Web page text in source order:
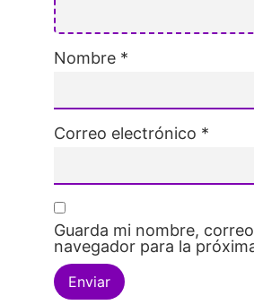
Nombre *
Correo electrónico *
Guarda mi nombre,
navegador para la